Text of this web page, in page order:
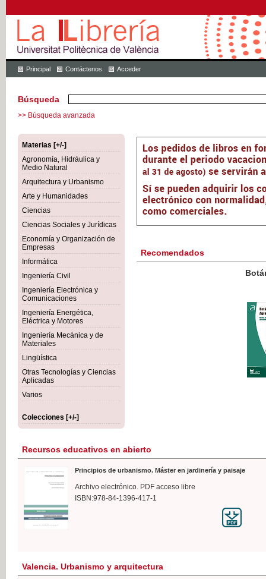
Principal Contáctenos Acceder
Búsqueda
>> Búsqueda avanzada
Materias [+/-]
Agronomía, Hidráulica y
Medio Natural
Arquitectura y Urbanismo
Arte y Humanidades
Ciencias
Ciencias Sociales y Jurídicas
Economía y Organización de
Empresas
Informática
Ingeniería Civil
Ingeniería Electrónica y
Comunicaciones
Ingeniería Energética,
Eléctrica y Motores
Ingeniería Mecánica y de
Materiales
Lingüística
Otras Tecnologías y Ciencias
Aplicadas
Varios
Colecciones [+/-]
Recomendados
IVA
Recursos educativos en abierto
Principios de urbanismo. Máster en jardinería y paisaje
Archivo electrónico. PDF acceso libre
ISBN:978-84-1396-417-1
Valencia. Urbanismo y arquitectura